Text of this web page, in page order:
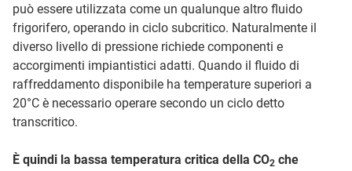
può essere utilizzata come un qualunque altro fluido
frigorifero, operando in ciclo subcritico. Naturalmente il
diverso livello di pressione richiede componenti e
accorgimenti impiantistici adatti. Quando il fluido di
raffreddamento disponibile ha temperature superiori a
20°C è necessario operare secondo un ciclo detto
transcritico.
È quindi la bassa temperatura critica della CO2 che